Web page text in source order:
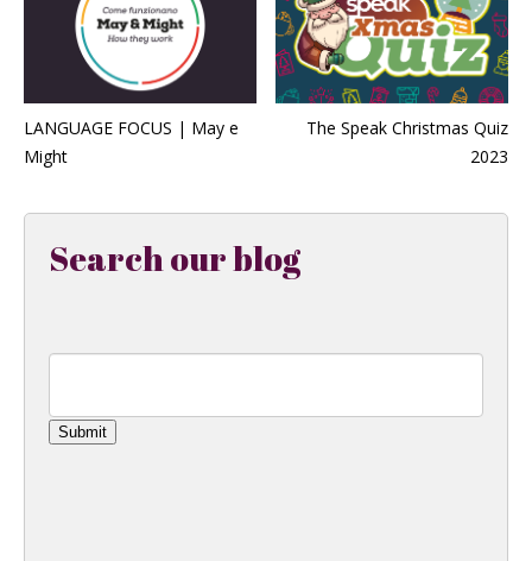
LANGUAGE FOCUS | May e
Might
The Speak Christmas Quiz
2023
Search our blog
Submit